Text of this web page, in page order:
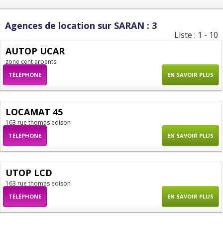
Agences de location sur SARAN : 3
Liste : 1 - 10
AUTOP UCAR
zone cent arpents
TÉLÉPHONE EN SAVOIR PLUS
LOCAMAT 45
163 rue thomas edison
TÉLÉPHONE EN SAVOIR PLUS
UTOP LCD
163 rue thomas edison
TÉLÉPHONE EN SAVOIR PLUS